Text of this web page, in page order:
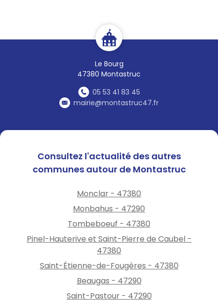
Le Bourg
47380 Montastruc
05 53 41 83 45
mairie@montastruc47.fr
Consultez l'actualité des autres
communes autour de Montastruc
Monclar - 47380
Monbahus - 47290
Tombeboeuf - 47380
Pinel-Hauterive et Saint-Pierre de Caubel -
47380
Saint-Étienne-de-Fougères - 47380
Beaugas - 47290
Saint-Pastour - 47290